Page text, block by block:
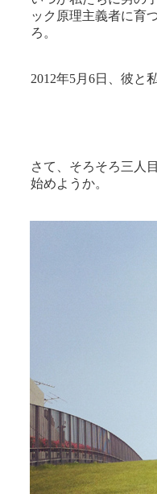
ック原理主義者に育
ろ。
2012年5月6日、彼と
さて、そろそろ三人
始めようか。